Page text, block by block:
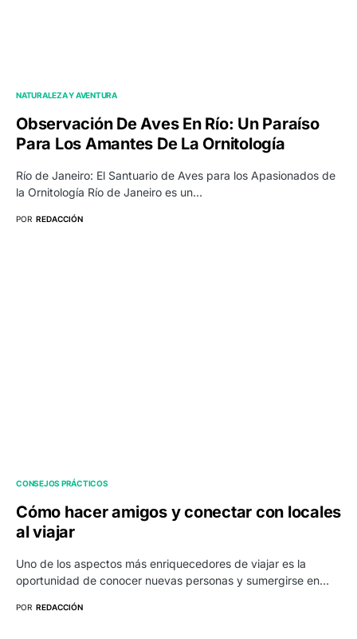
NATURALEZA Y AVENTURA
Observación De Aves En Río: Un Paraíso
Para Los Amantes De La Ornitología
Río de Janeiro: El Santuario de Aves para los Apasionados de
la Ornitología Río de Janeiro es un…
POR REDACCIÓN
CONSEJOS PRÁCTICOS
Cómo hacer amigos y conectar con locales
al viajar
Uno de los aspectos más enriquecedores de viajar es la
oportunidad de conocer nuevas personas y sumergirse en…
POR REDACCIÓN